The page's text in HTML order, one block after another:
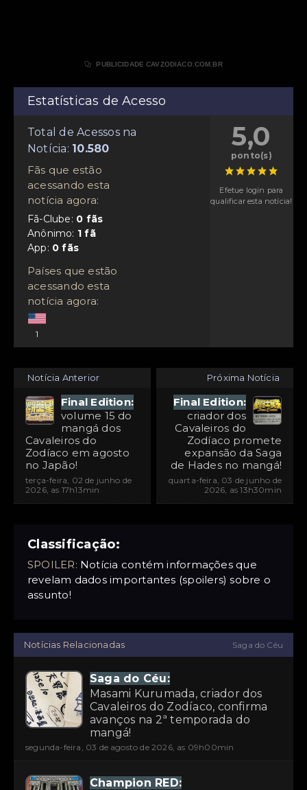
 PUBLICIDADE CAVZODIACO.COM.BR
Estatísticas de Acesso
Total de Acessos na
Notícia:
Fãs que estão
acessando esta
notícia agora:
Fã-Clube:
Anônimo:
App:
Países que estão
acessando esta
notícia agora:
1
5,0
ponto(s)
Efetue login para
qualificar esta notícia!
Notícia Anterior
Final Edition:
volume 15 do
mangá dos
Cavaleiros do
Zodíaco em agosto
no Japão!
terça-feira, 02 de junho de
2026, as 17h13min
Próxima Notícia
Final Edition:
criador dos
Cavaleiros do
Zodíaco promete
expansão da Saga
de Hades no mangá!
quarta-feira, 03 de junho de
2026, as 13h30min
Classificação:
SPOILER: Notícia contém informações que
revelam dados importantes (spoilers) sobre o
assunto!
Notícias Relacionadas Saga do Céu
Saga do Céu:
Masami Kurumada, criador dos
Cavaleiros do Zodíaco, confirma
avanços na 2ª temporada do
mangá!
segunda-feira, 03 de agosto de 2026, as 09h00min
Champion RED: